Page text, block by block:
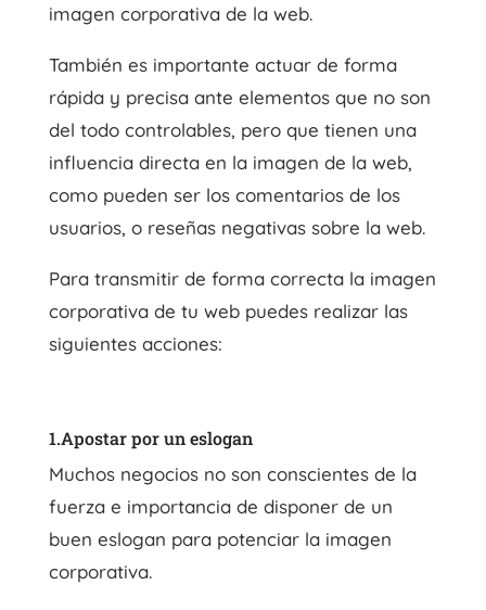
imagen corporativa de la web.
También es importante actuar de forma
rápida y precisa ante elementos que no son
del todo controlables, pero que tienen una
influencia directa en la imagen de la web,
como pueden ser los comentarios de los
usuarios, o reseñas negativas sobre la web.
Para transmitir de forma correcta la imagen
corporativa de tu web puedes realizar las
siguientes acciones:
1.Apostar por un eslogan
Muchos negocios no son conscientes de la
fuerza e importancia de disponer de un
buen eslogan para potenciar la imagen
corporativa.